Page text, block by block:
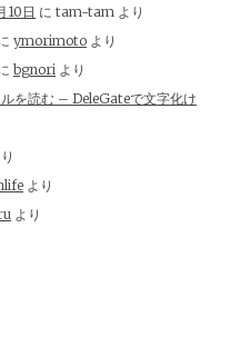
10日 に tam-tam より
ymorimoto より
bgnori より
を読む – DeleGateで文字化け
より
より